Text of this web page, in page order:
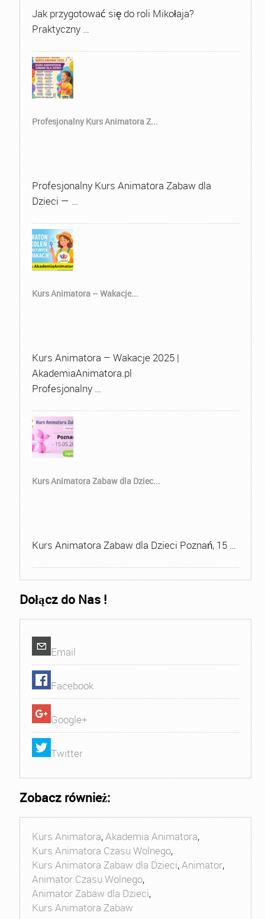
Jak przygotować się do roli Mikołaja?
Praktyczny …
Profesjonalny Kurs Animatora Z...
Profesjonalny Kurs Animatora Zabaw dla
Dzieci — …
Kurs Animatora – Wakacje...
Kurs Animatora – Wakacje 2025 |
AkademiaAnimatora.pl
Profesjonalny …
Kurs Animatora Zabaw dla Dziec...
Kurs Animatora Zabaw dla Dzieci Poznań, 15 …
Dołącz do Nas !
Email
Facebook
Google+
Twitter
Zobacz również:
Kurs Animatora,Akademia Animatora,
Kurs Animatora Czasu Wolnego,
Kurs Animatora Zabaw dla Dzieci,Animator,
Animator Czasu Wolnego,
Animator Zabaw dla Dzieci,
Kurs Animatora Zabaw